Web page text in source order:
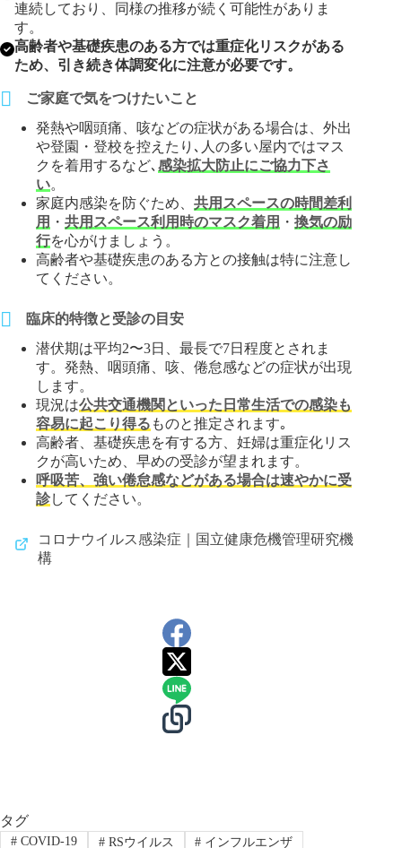
連続しており、同様の推移が続く可能性がありま
す。
高齢者や基礎疾患のある方では重症化リスクがある
ため、引き続き体調変化に注意が必要です。
ご家庭で気をつけたいこと
発熱や咽頭痛、咳などの症状がある場合は、外出
や登園・登校を控えたり､人の多い屋内ではマス
クを着用するなど､ 感染拡大防止にご協力下さ
い。
家庭内感染を防ぐため、 共用スペースの時間差利
用 ・ 共用スペース利用時のマスク着用 ・ 換気の励
行を心がけましょう。
高齢者や基礎疾患のある方との接触は特に注意し
てください。
臨床的特徴と受診の目安
潜伏期は平均2〜3日、最長で7日程度とされま
す。発熱、咽頭痛、咳、倦怠感などの症状が出現
します。
現況は公共交通機関といった日常生活での感染も
容易に起こり得る ものと推定されます｡
高齢者、基礎疾患を有する方、妊婦は重症化リス
クが高いため、早めの受診が望まれます。
呼吸苦、強い倦怠感などがある場合は速やかに受
診してください。
コロナウイルス感染症｜国立健康危機管理研究機
構
タグ
#COVID-19 #RSウイルス # インフルエンザ